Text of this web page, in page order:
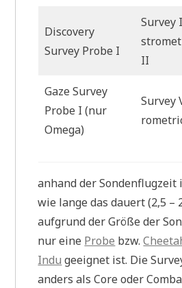
Discovery
Survey Probe I
Survey
II
Gaze Survey
Probe I (nur
Omega)
Survey
anhand der Sondenflugzeit
wie lange das dauert (2,5 –
aufgrund der Größe der
nur eine Probe bzw.
Indu geeignet ist. Die
anders als Core oder